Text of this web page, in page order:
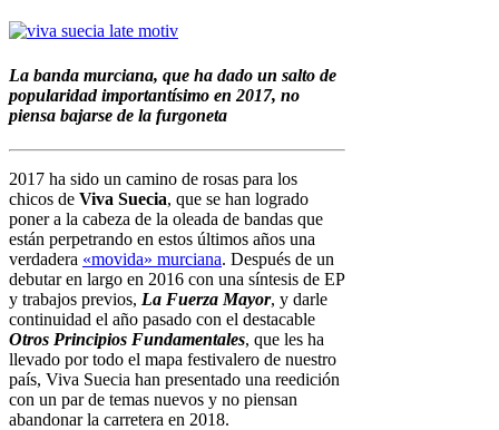
La banda murciana, que ha dado un salto de
popularidad importantísimo en 2017, no
piensa bajarse de la furgoneta
2017 ha sido un camino de rosas para los
chicos de Viva Suecia, que se han logrado
poner a la cabeza de la oleada de bandas que
están perpetrando en estos últimos años una
verdadera «movida» murciana. Después de un
debutar en largo en 2016 con una síntesis de EP
y trabajos previos, La Fuerza Mayor, y darle
continuidad el año pasado con el destacable
Otros Principios Fundamentales, que les ha
llevado por todo el mapa festivalero de nuestro
país, Viva Suecia han presentado una reedición
con un par de temas nuevos y no piensan
abandonar la carretera en 2018.